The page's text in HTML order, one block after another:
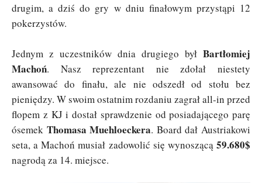
drugim, a dziś do gry w dniu finałowym przystąpi 12
pokerzystów.
Jednym z uczestników dnia drugiego był Bartłomiej
Machoń. Nasz reprezentant nie zdołał niestety
awansować do finału, ale nie odszedł od stołu bez
pieniędzy. W swoim ostatnim rozdaniu zagrał all-in przed
flopem z KJ i dostał sprawdzenie od posiadającego parę
ósemek Thomasa Muehloeckera. Board dał Austriakowi
seta, a Machoń musiał zadowolić się wynoszącą59.680$
nagrodą za 14. miejsce.